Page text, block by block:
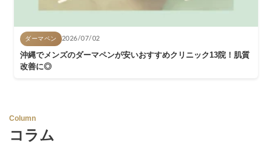
ダーマペン 2026/07/02
沖縄でメンズのダーマペンが安いおすすめクリニック13院！肌質
改善に◎
Column
コラム